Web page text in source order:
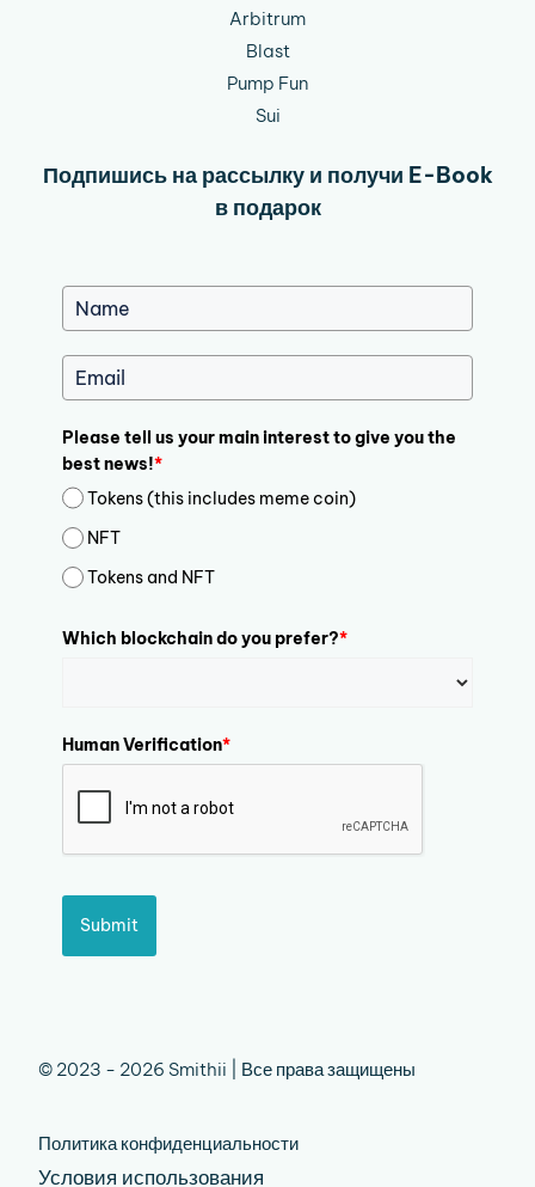
Arbitrum
Blast
Pump Fun
Sui
Подпишись на рассылку и получи E-Book
в подарок
Please tell us your main interest to give you the
best news!*
Tokens (this includes meme coin)
NFT
Tokens and NFT
Which blockchain do you prefer?*
Human Verification*
Submit
© 2023 - 2026 Smithii | Все права защищены
Политика конфиденциальности
Условия использования